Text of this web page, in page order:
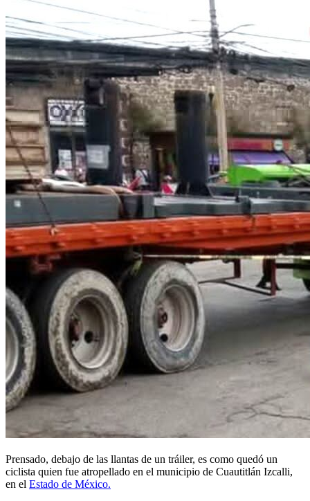
Prensado, debajo de las llantas de un tráiler, es como quedó un
ciclista quien fue atropellado en el municipio de Cuautitlán Izcalli,
en el Estado de México.